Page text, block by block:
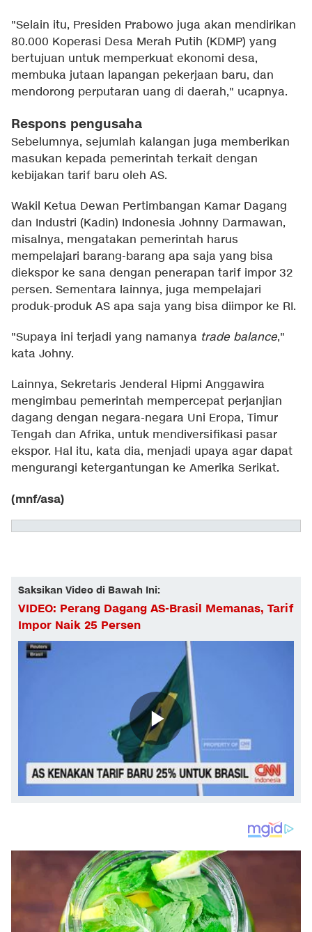
"Selain itu, Presiden Prabowo juga akan mendirikan
80.000 Koperasi Desa Merah Putih (KDMP) yang
bertujuan untuk memperkuat ekonomi desa,
membuka jutaan lapangan pekerjaan baru, dan
mendorong perputaran uang di daerah," ucapnya.
Respons pengusaha
Sebelumnya, sejumlah kalangan juga memberikan
masukan kepada pemerintah terkait dengan
kebijakan tarif baru oleh AS.
Wakil Ketua Dewan Pertimbangan Kamar Dagang
dan Industri (Kadin) Indonesia Johnny Darmawan,
misalnya, mengatakan pemerintah harus
mempelajari barang-barang apa saja yang bisa
diekspor ke sana dengan penerapan tarif impor 32
persen. Sementara lainnya, juga mempelajari
produk-produk AS apa saja yang bisa diimpor ke RI.
"Supaya ini terjadi yang namanya trade balance,"
kata Johny.
Lainnya, Sekretaris Jenderal Hipmi Anggawira
mengimbau pemerintah mempercepat perjanjian
dagang dengan negara-negara Uni Eropa, Timur
Tengah dan Afrika, untuk mendiversifikasi pasar
ekspor. Hal itu, kata dia, menjadi upaya agar dapat
mengurangi ketergantungan ke Amerika Serikat.
(mnf/asa)
Saksikan Video di Bawah Ini:
VIDEO: Perang Dagang AS-Brasil Memanas, Tarif
Impor Naik 25 Persen